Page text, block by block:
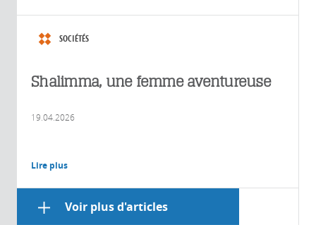
SOCIÉTÉS
Shalimma, une femme aventureuse
19.04.2026
Lire plus
Voir plus d'articles